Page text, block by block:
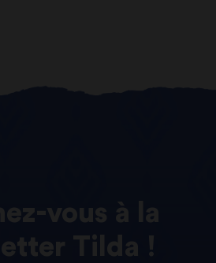
vous
la
Tilda !